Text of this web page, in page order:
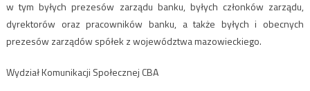
w tym byłych prezesów zarządu banku, byłych członków zarządu,
dyrektorów oraz pracowników banku, a także byłych i obecnych
prezesów zarządów spółek z województwa mazowieckiego.
Wydział Komunikacji Społecznej CBA